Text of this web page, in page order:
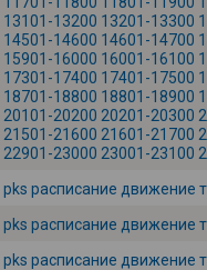
13101-13200 13201-13300
14501-14600 14601-14700
15901-16000 16001-16100
17301-17400 17401-17500
18701-18800 18801-18900
20101-20200 20201-20300
21501-21600 21601-21700
22901-23000 23001-23100
pks расписание движение
pks расписание движение
pks расписание движение